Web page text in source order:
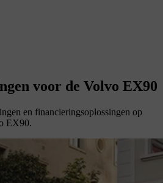
voor de Volvo EX90
en financieringsoplossingen op
EX90.